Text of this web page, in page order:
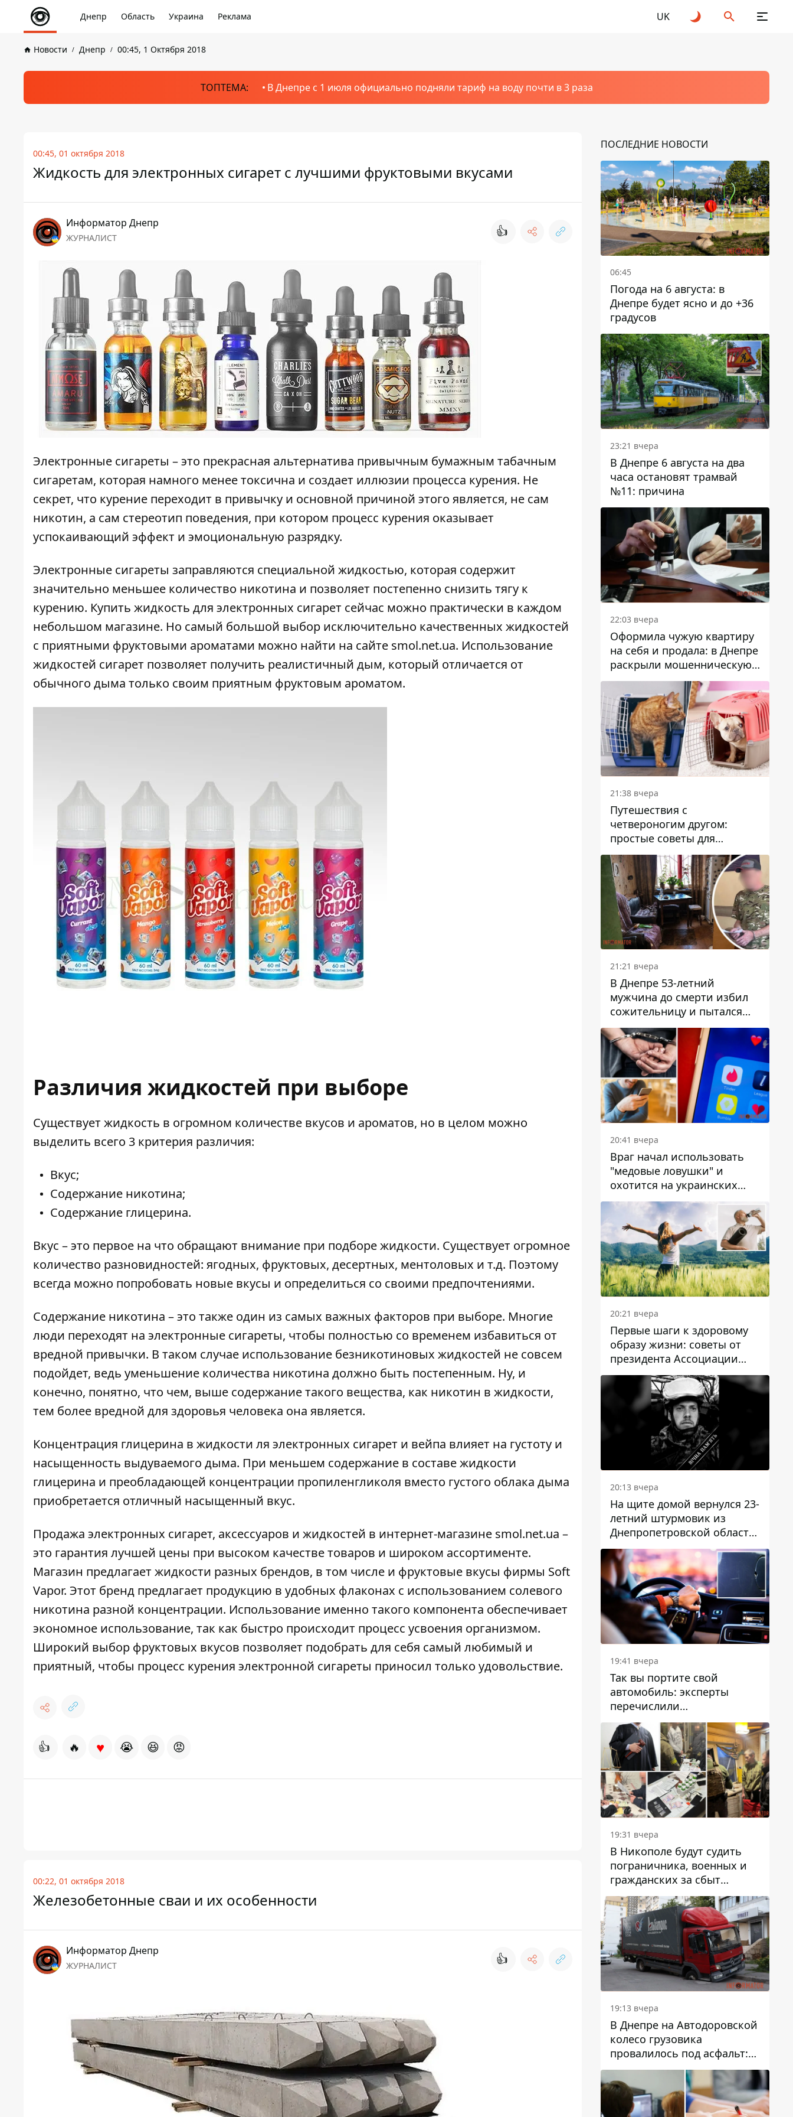
Днепр Область Украина Реклама UK
Новости Днепр 00:45, 1 Октября 2018
ТОПТЕМА: В Днепре с 1 июля официально подняли тариф на воду почти в 3 раза
00:45, 01 октября 2018
Жидкость для электронных сигарет с лучшими фруктовыми вкусами
Информатор Днепр
ЖУРНАЛИСТ 👍
Электронные сигареты – это прекрасная альтернатива привычным бумажным табачным
сигаретам, которая намного менее токсична и создает иллюзии процесса курения. Не
секрет, что курение переходит в привычку и основной причиной этого является, не сам
никотин, а сам стереотип поведения, при котором процесс курения оказывает
успокаивающий эффект и эмоциональную разрядку.
Электронные сигареты заправляются специальной жидкостью, которая содержит
значительно меньшее количество никотина и позволяет постепенно снизить тягу к
курению. Купить жидкость для электронных сигарет сейчас можно практически в каждом
небольшом магазине. Но самый большой выбор исключительно качественных жидкостей
с приятными фруктовыми ароматами можно найти на сайте smol.net.ua. Использование
жидкостей сигарет позволяет получить реалистичный дым, который отличается от
обычного дыма только своим приятным фруктовым ароматом.
Различия жидкостей при выборе
Существует жидкость в огромном количестве вкусов и ароматов, но в целом можно
выделить всего 3 критерия различия:
Вкус;
Содержание никотина;
Содержание глицерина.
Вкус – это первое на что обращают внимание при подборе жидкости. Существует огромное
количество разновидностей: ягодных, фруктовых, десертных, ментоловых и т.д. Поэтому
всегда можно попробовать новые вкусы и определиться со своими предпочтениями.
Содержание никотина – это также один из самых важных факторов при выборе. Многие
люди переходят на электронные сигареты, чтобы полностью со временем избавиться от
вредной привычки. В таком случае использование безникотиновых жидкостей не совсем
подойдет, ведь уменьшение количества никотина должно быть постепенным. Ну, и
конечно, понятно, что чем, выше содержание такого вещества, как никотин в жидкости,
тем более вредной для здоровья человека она является.
Концентрация глицерина в жидкости ля электронных сигарет и вейпа влияет на густоту и
насыщенность выдуваемого дыма. При меньшем содержание в составе жидкости
глицерина и преобладающей концентрации пропиленгликоля вместо густого облака дыма
приобретается отличный насыщенный вкус.
Продажа электронных сигарет, аксессуаров и жидкостей в интернет-магазине smol.net.ua –
это гарантия лучшей цены при высоком качестве товаров и широком ассортименте.
Магазин предлагает жидкости разных брендов, в том числе и фруктовые вкусы фирмы Soft
Vapor. Этот бренд предлагает продукцию в удобных флаконах с использованием солевого
никотина разной концентрации. Использование именно такого компонента обеспечивает
экономное использование, так как быстро происходит процесс усвоения организмом.
Широкий выбор фруктовых вкусов позволяет подобрать для себя самый любимый и
приятный, чтобы процесс курения электронной сигареты приносил только удовольствие.
👍 🔥 ♥ 😭 😆 😡
00:22, 01 октября 2018
Железобетонные сваи и их особенности
Информатор Днепр
ЖУРНАЛИСТ 👍
ПОСЛЕДНИЕ НОВОСТИ
06:45
Погода на 6 августа: в
Днепре будет ясно и до +36
градусов
23:21 вчера
В Днепре 6 августа на два
часа остановят трамвай
№11: причина
22:03 вчера
Оформила чужую квартиру
на себя и продала: в Днепре
раскрыли мошенническую
схему с недвижимостью
21:38 вчера
Путешествия с
четвероногим другом:
простые советы для
поездок с животными
21:21 вчера
В Днепре 53-летний
мужчина до смерти избил
сожительницу и пытался
скрыть преступление:
детали
20:41 вчера
Враг начал использовать
"медовые ловушки" и
охотится на украинских
военнослужащих
20:21 вчера
Первые шаги к здоровому
образу жизни: советы от
президента Ассоциации
диетологов Украины
20:13 вчера
На щите домой вернулся 23-
летний штурмовик из
Днепропетровской области
Богдан Бескровный
19:41 вчера
Так вы портите свой
автомобиль: эксперты
перечислили
распространенные
привычки водителей,
которые на самом деле
вредят машине
19:31 вчера
В Никополе будут судить
пограничника, военных и
гражданских за сбыт
психотропов
19:13 вчера
В Днепре на Автодоровской
колесо грузовика
провалилось под асфальт:
движение заблокировано